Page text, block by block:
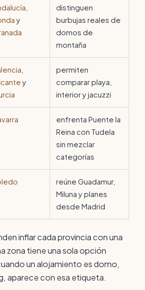
y
distinguen
burbujas reales de
domos de
montaña
y
permiten
comparar playa,
interior y jacuzzi
enfrenta Puente la
Reina con Tudela
sin mezclar
categorías
reúne Guadamur,
Miluna y planes
desde Madrid
inflar cada provincia con una
zona tiene una sola opción
un alojamiento es domo,
aparece con esa etiqueta.